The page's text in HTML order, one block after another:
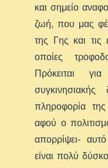
και σημείο
ζωή, που μας
της Γης και τις
οποίες
Πρόκειται
πληροφορία
αφού ο
απορρίψει-
είναι πολύ